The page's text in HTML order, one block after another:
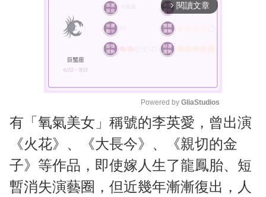
arrow_forward_ios 閱讀文章
M
u
t
e
Powered by GliaStudios
有「氧氣美女」稱號的李英愛，曾出演
《火花》、《大長今》、《親切的金
子》等作品，即使嫁人生了龍鳳胎、短
暫消失演藝圈，但近幾年漸漸復出，人